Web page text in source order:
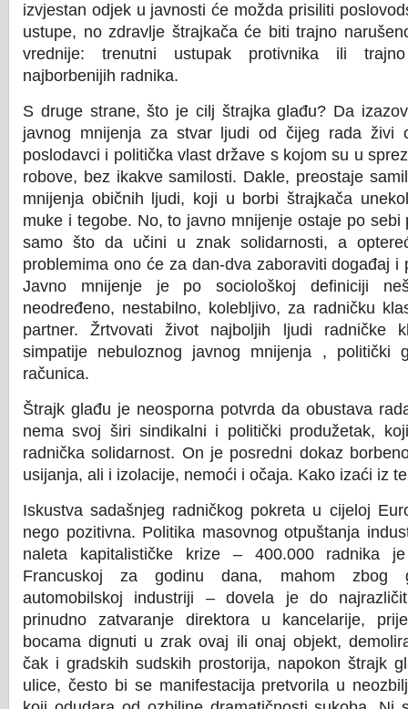
izvjestan odjek u javnosti će možda prisiliti
ustupe, no zdravlje štrajkača će biti trajno
vrednije: trenutni ustupak protivnika ili
najborbenijih radnika.
S druge strane, što je cilj štrajka glađu? Da
javnog mnijenja za stvar ljudi od čijeg rada živi
poslodavci i politička vlast države s kojom su u
robove, bez ikakve samilosti. Dakle, preostaje
mnijenja običnih ljudi, koji u borbi štrajkača
muke i tegobe. No, to javno mnijenje ostaje po sebi
samo što da učini u znak solidarnosti, a
problemima ono će za dan-dva zaboraviti događaj i
Javno mnijenje je po sociološkoj definiciji
neodređeno, nestabilno, kolebljivo, za radničku
partner. Žrtvovati život najboljih ljudi radničke
simpatije nebuloznog javnog mnijenja , politički
računica.
Štrajk glađu je neosporna potvrda da obustava
nema svoj širi sindikalni i politički produžetak,
radnička solidarnost. On je posredni dokaz
usijanja, ali i izolacije, nemoći i očaja. Kako izaći iz
Iskustva sadašnjeg radničkog pokreta u cijeloj
nego pozitivna. Politika masovnog otpuštanja
naleta kapitalističke krize – 400.000 radnika
Francuskoj za godinu dana, mahom zbog
automobilskoj industriji – dovela je do
prinudno zatvaranje direktora u kancelarije,
bocama dignuti u zrak ovaj ili onaj objekt,
čak i gradskih sudskih prostorija, napokon štrajk
ulice, često bi se manifestacija pretvorila u